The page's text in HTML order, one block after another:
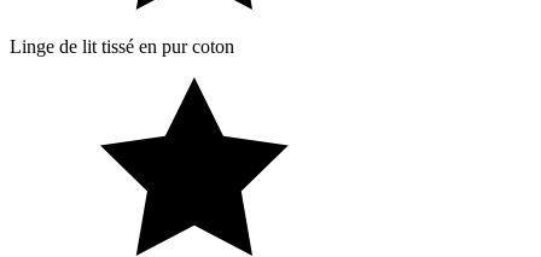
Linge de lit tissé en pur coton